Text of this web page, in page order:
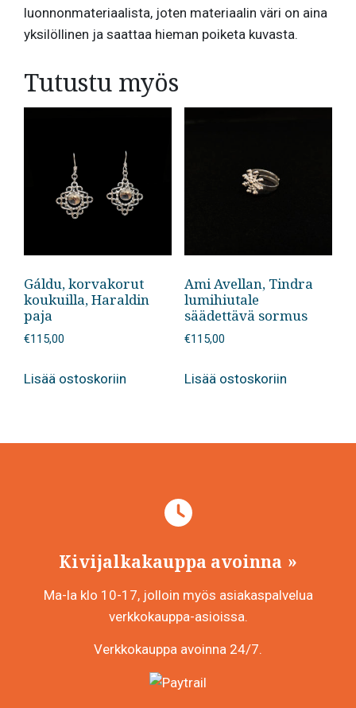
luonnonmateriaalista, joten materiaalin väri on aina
yksilöllinen ja saattaa hieman poiketa kuvasta.
Tutustu myös
Gáldu, korvakorut
koukuilla, Haraldin
paja
€115,00
Lisää ostoskoriin
Ami Avellan, Tindra
lumihiutale
säädettävä sormus
€115,00
Lisää ostoskoriin
Kivijalkakauppa avoinna
Ma-la klo 10-17, jolloin myös asiakaspalvelua
verkkokauppa-asioissa.
Verkkokauppa avoinna 24/7.